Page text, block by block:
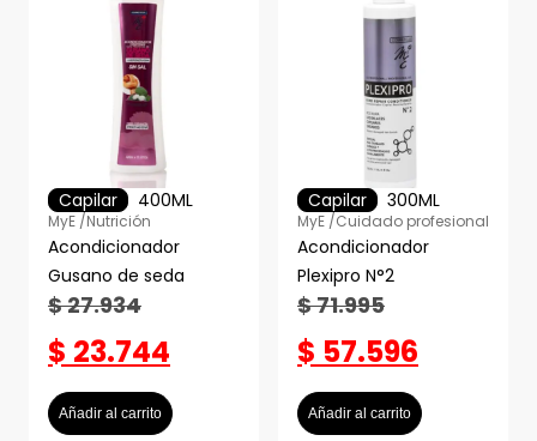
Capilar 400ML
MyE /Nutrición
Acondicionador
Gusano de seda
$27.934
$ 23.744
Añadir al carrito
Capilar 300ML
MyE /Cuidado profesional
Acondicionador
Plexipro N°2
$71.995
$ 57.596
Añadir al carrito